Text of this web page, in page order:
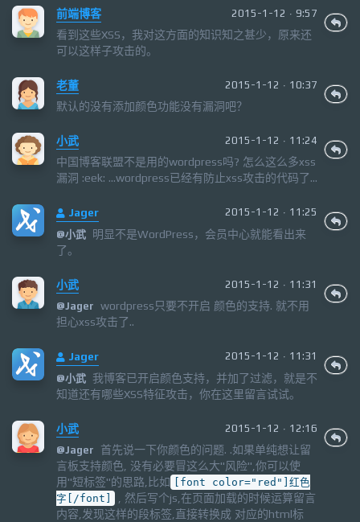
前端博客 2015-1-12 · 9:57
看到这些XSS，我对这方面的知识知之甚少，原来还
可以这样子攻击的。
老董 2015-1-12 · 10:37
默认的没有添加颜色功能没有漏洞吧？
小武 2015-1-12 · 11:24
中国博客联盟不是用的wordpress吗? 怎么这么多xss
漏洞 :eek: ...wordpress已经有防止xss攻击的代码了...
Jager
2015-1-12 · 11:25
@小武 明显不是WordPress，会员中心就能看出来
了。
小武
2015-1-12 · 11:31
@Jager wordpress只要不开启 颜色的支持. 就不用
担心xss攻击了..
Jager
2015-1-12 · 11:31
@小武 我博客已开启颜色支持，并加了过滤，就是不
知道还有哪些XSS特征攻击，你在这里留言试试。
小武
2015-1-12 · 12:16
@Jager
首先说一下你颜色的问题. .如果单纯想让留
言板支持颜色, 没有必要冒这么大"风险",你可以使
用"短标签"的思路,比如
[font color="red"]红色
字[/font]
, 然后写个js,在页面加载的时候运算留言
内容,发现这样的段标签,直接转换成 对应的html标